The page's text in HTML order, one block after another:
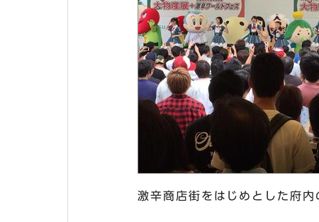
激辛商店街をはじめとした府内